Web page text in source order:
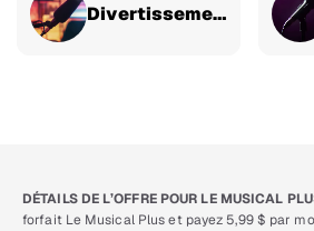
Divertissement
DÉTAILS DE L’OFFRE POUR LE MUSICAL
forfait Le Musical Plus et payez 5,99 $ par